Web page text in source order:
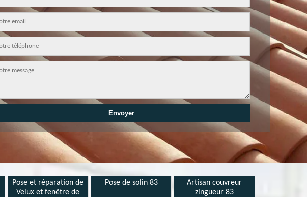
Pose et réparation de
Velux et fenêtre de
Pose de solin 83
Artisan couvreur
zingueur 83